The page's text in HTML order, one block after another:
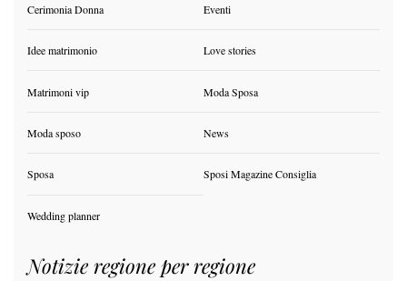
Cerimonia Donna Eventi
Idee matrimonio Love stories
Matrimoni vip Moda Sposa
Moda sposo News
Sposa Sposi Magazine Consiglia
Wedding planner
Notizie regione per regione